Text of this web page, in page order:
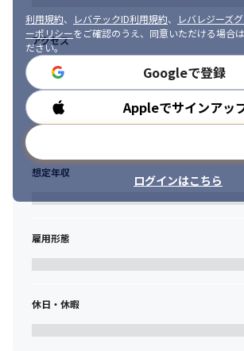
利用規約、 レバテックID利用規約、
レバレジーズ
ーポリシーをご確認のうえ、同意いただける場合
ださい。
Googleで登録
Appleでサインアッ
ログインはこちら
アクセス
勤務時間
想定年収
雇用形態
休日・休暇